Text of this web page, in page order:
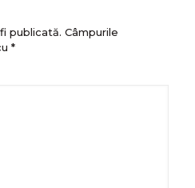
publicată. Câmpurile
*